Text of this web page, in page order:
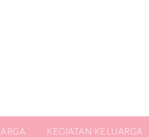
KEGIATAN KELUARGA